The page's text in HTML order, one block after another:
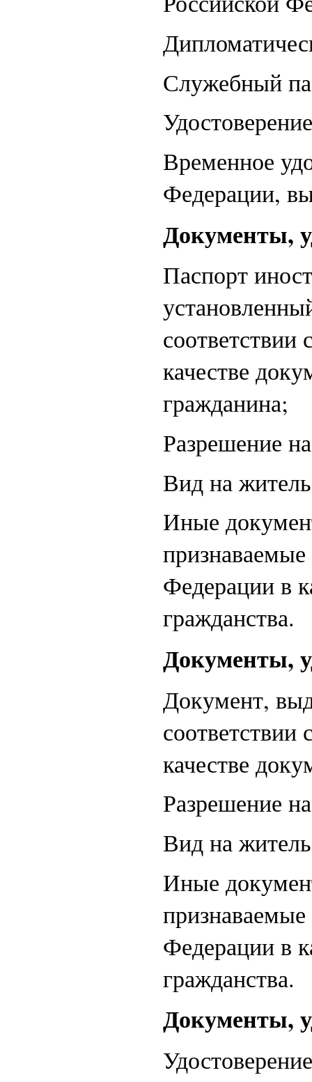
Служебный
Временное
Федерации,
Документы,
Паспорт
качестве
гражданина;
Разрешение
Вид на
Иные
Федерации в
гражданства.
Документы,
Документ,
качестве
Разрешение
Вид на
Иные
Федерации в
гражданства.
Документы,